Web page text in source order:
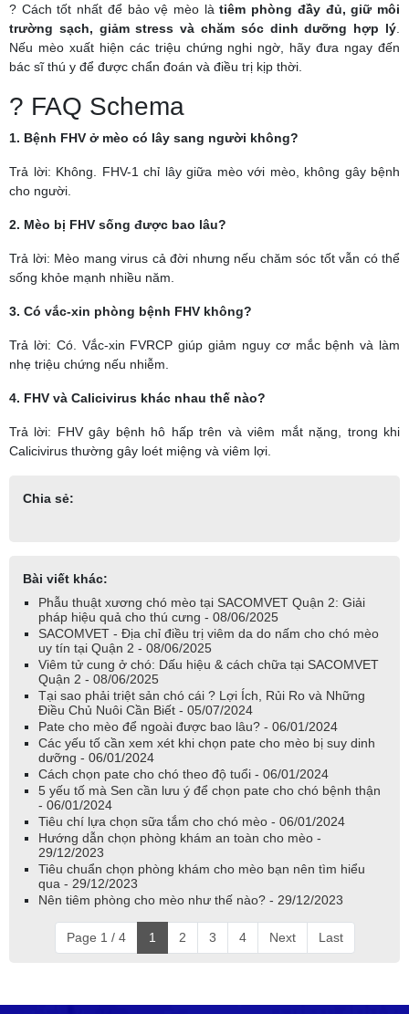
? Cách tốt nhất để bảo vệ mèo làtiêm phòng đầy đủ, giữ môi
trường sạch, giảm stress và chăm sóc dinh dưỡng hợp lý
Nếu mèo xuất hiện các triệu chứng nghi ngờ, hãy đưa ngay đến
bác sĩ thú y để được chẩn đoán và điều trị kịp thời.
? FAQ Schema
1. Bệnh FHV ở mèo có lây sang người không?
Trả lời: Không. FHV-1 chỉ lây giữa mèo với mèo, không gây bệnh
cho người.
2. Mèo bị FHV sống được bao lâu?
Trả lời: Mèo mang virus cả đời nhưng nếu chăm sóc tốt vẫn có thể
sống khỏe mạnh nhiều năm.
3. Có vắc-xin phòng bệnh FHV không?
Trả lời: Có. Vắc-xin FVRCP giúp giảm nguy cơ mắc bệnh và làm
nhẹ triệu chứng nếu nhiễm.
4. FHV và Calicivirus khác nhau thế nào?
Trả lời: FHV gây bệnh hô hấp trên và viêm mắt nặng, trong khi
Calicivirus thường gây loét miệng và viêm lợi.
Chia sẻ:
Bài viết khác:
Phẫu thuật xương chó mèo tại SACOMVET Quận 2: Giải
pháp hiệu quả cho thú cưng - 08/06/2025
SACOMVET - Địa chỉ điều trị viêm da do nấm cho chó mèo
uy tín tại Quận 2 - 08/06/2025
Viêm tử cung ở chó: Dấu hiệu & cách chữa tại SACOMVET
Quận 2 - 08/06/2025
Tại sao phải triệt sản chó cái ? Lợi Ích, Rủi Ro và Những
Điều Chủ Nuôi Cần Biết - 05/07/2024
Pate cho mèo để ngoài được bao lâu? - 06/01/2024
Các yếu tố cần xem xét khi chọn pate cho mèo bị suy dinh
dưỡng - 06/01/2024
Cách chọn pate cho chó theo độ tuổi - 06/01/2024
5 yếu tố mà Sen cần lưu ý để chọn pate cho chó bệnh thận
- 06/01/2024
Tiêu chí lựa chọn sữa tắm cho chó mèo - 06/01/2024
Hướng dẫn chọn phòng khám an toàn cho mèo -
29/12/2023
Tiêu chuẩn chọn phòng khám cho mèo bạn nên tìm hiểu
qua - 29/12/2023
Nên tiêm phòng cho mèo như thế nào? - 29/12/2023
Page 1 / 4 1 2 3 4 Next Last